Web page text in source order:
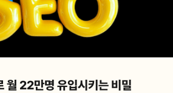
월 22만명 유입시키는 비밀